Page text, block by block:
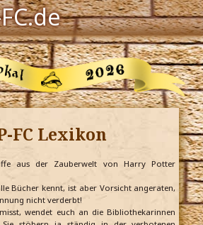
FC Lexikon
aus der Zauberwelt von Harry Potter
Bücher kennt, ist aber Vorsicht angeraten,
nicht verderbt!
wendet euch an die Bibliothekarinnen